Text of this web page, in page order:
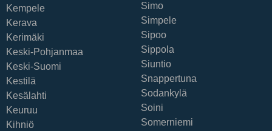
Kempele
Kerava
Kerimäki
Keski-Pohjanmaa
Keski-Suomi
Kestilä
Kesälahti
Keuruu
Kihniö
Simo
Simpele
Sipoo
Sippola
Siuntio
Snappertuna
Sodankylä
Soini
Somerniemi